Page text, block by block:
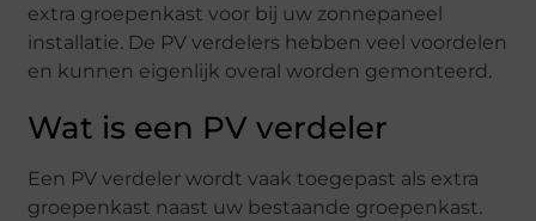
extra groepenkast voor bij uw zonnepaneel
installatie. De PV verdelers hebben veel voordelen
en kunnen eigenlijk overal worden gemonteerd.
Wat is een PV verdeler
Een PV verdeler wordt vaak toegepast als extra
groepenkast naast uw bestaande groepenkast.